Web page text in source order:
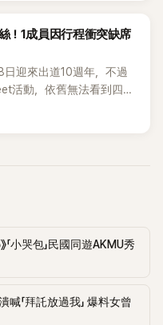
！1成員因行程衝突缺席
迎來出道10週年，不過
活動，依舊無法看到四人
當天將由Jisoo（智秀）、
小哭包」民國同遊AKMU秀
「拜託放過我」 爆料女曾